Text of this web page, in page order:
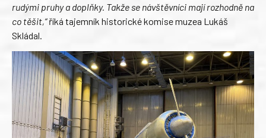
rudými pruhy a doplňky. Takže se návštěvníci mají rozhodně na
co těšit,“říká tajemník historické komise muzea Lukáš
Skládal.